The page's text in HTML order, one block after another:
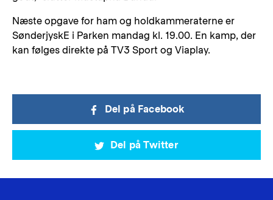
Næste opgave for ham og holdkammeraterne er
SønderjyskE i Parken mandag kl. 19.00. En kamp, der
kan følges direkte på TV3 Sport og Viaplay.
Del på Facebook
Del på Twitter